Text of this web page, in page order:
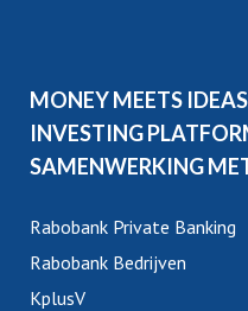
MONEY MEETS
INVESTING
SAMENWERKING
Rabobank Private Banking
Rabobank Bedrijven
KplusV